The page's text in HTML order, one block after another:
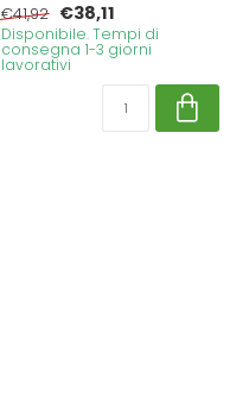
€41,92 €38,11
Disponibile. Tempi di
consegna 1-3 giorni
lavorativi